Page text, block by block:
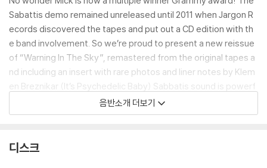
Sabattis demo remained unreleased until 2011 when Jargon R
ecords discovered the tapes and put out a CD edition with th
e band involvement. So we’re proud to present a new reissue
of “Warning In The Sky”, remastered from the original tapes a
nd including an insert with rare photos and liner notes by Klem
en Breznikar (It’s Psychedelic Baby) Sabbatis sound is powerf
ul heavy-psych sound with swirling Hammond organ and hard
guitar which brings to mind other obscure acts like Jungle.
LP 구매시 참고 사항 안내드립니다.
음반소개 더보기
디스크